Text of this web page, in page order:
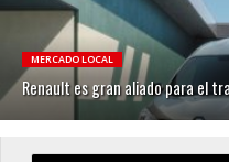
MERCADO LOCAL
Renault es gran aliado para el